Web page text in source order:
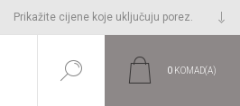
0 KOMAD(A)